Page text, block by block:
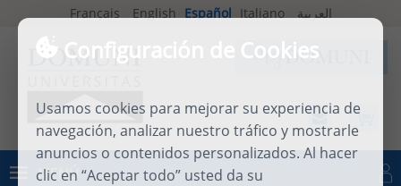
Configuración de Cookies
Usamos cookies para mejorar su experiencia de
navegación, analizar nuestro tráfico y mostrarle
anuncios o contenidos personalizados. Al hacer
clic en “Aceptar todo” usted da su
Français English Español Italiano العربية
MENÚ